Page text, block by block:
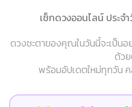
เช็กดวงออนไลน์ ประ
ดวงชะตาของคุณในวันนี้จะเป็น
ด้ว
พร้อมอัปเดตใหม่ทุกวัน